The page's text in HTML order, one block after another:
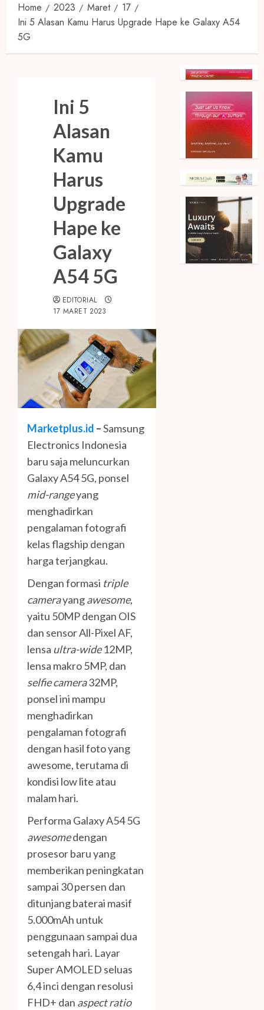
Home 2023 Maret
17
Ini 5 Alasan Kamu Harus Upgrade Hape ke Galaxy A54
5G
Ini 5
Alasan
Kamu
Harus
Upgrade
Hape ke
Galaxy
A54 5G
EDITORIAL
17 MARET 2023
Marketplus.id –Samsung
Electronics Indonesia
baru saja meluncurkan
Galaxy A54 5G, ponsel
mid-rangeyang
menghadirkan
pengalaman fotografi
kelas flagship dengan
harga terjangkau.
Dengan formasi triple
camerayangawesome,
yaitu 50MP dengan OIS
dan sensor All-Pixel AF,
lensa ultra-wide12MP,
lensa makro 5MP, dan
selfie camera32MP,
ponsel ini mampu
menghadirkan
pengalaman fotografi
dengan hasil foto yang
awesome, terutama di
kondisi low lite atau
malam hari.
Performa Galaxy A54 5G
awesomedengan
prosesor baru yang
memberikan peningkatan
sampai 30 persen dan
ditunjang baterai masif
5.000mAh untuk
penggunaan sampai dua
setengah hari. Layar
Super AMOLED seluas
6,4 inci dengan resolusi
FHD+ dan aspect ratio